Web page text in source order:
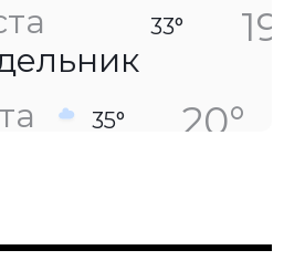
33° 19°
35° 20°